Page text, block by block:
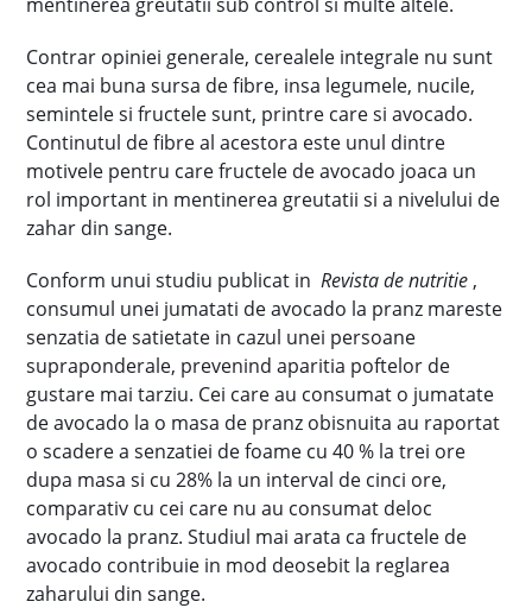
Contrar opiniei generale, cerealele integrale nu sunt
cea mai buna sursa de fibre, insa legumele, nucile,
semintele si fructele sunt, printre care si avocado.
Continutul de fibre al acestora este unul dintre
motivele pentru care fructele de avocado joaca un
rol important in mentinerea greutatii si a nivelului de
zahar din sange.
Conform unui studiu publicat in Revista de nutritie ,
consumul unei jumatati de avocado la pranz mareste
senzatia de satietate in cazul unei persoane
supraponderale, prevenind aparitia poftelor de
gustare mai tarziu. Cei care au consumat o jumatate
de avocado la o masa de pranz obisnuita au raportat
o scadere a senzatiei de foame cu 40 % la trei ore
dupa masa si cu 28% la un interval de cinci ore,
comparativ cu cei care nu au consumat deloc
avocado la pranz. Studiul mai arata ca fructele de
avocado contribuie in mod deosebit la reglarea
zaharului din sange.